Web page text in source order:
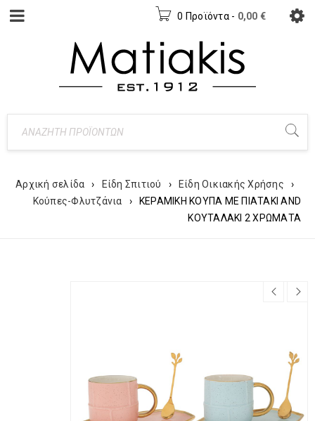
0 Προϊόντα - 0,00 €
Αρχική σελίδα › Είδη Σπιτιού › Είδη Οικιακής Χρήσης
›
Κούπες-Φλυτζάνια
›
ΚΕΡΑΜΙΚΗ ΚΟΥΠΑ ΜΕ ΠΙΑΤΑΚΙ AND
ΚΟΥΤΑΛΑΚΙ 2 ΧΡΩΜΑΤΑ